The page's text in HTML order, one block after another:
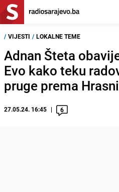
/ VIJESTI / LOKALNE TEME
Adnan Šteta
Evo kako teku
pruge prema
27.05.24. 16:45 6